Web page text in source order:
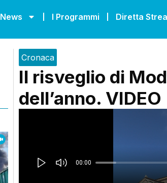
News I Programmi Diretta
Cronaca
Il risveglio di
dell’anno. VIDEO